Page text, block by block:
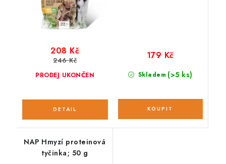
PRODEJ UKONČEN
208 Kč
246 Kč
Skladem (>5 ks)
179 Kč
NAP Hmyzí proteinová
tyčinka; 50 g